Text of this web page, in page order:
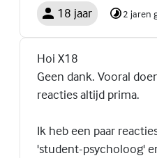
18 jaar 2 jaren
Hoi X18
Geen dank. Vooral
reacties altijd prima.
Ik heb een paar
'student-psycholoog'